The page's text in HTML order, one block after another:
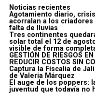
Noticias recientes
Agotamiento diario,
acorralan a los
falta de lluvias
Tres continentes
solar total el 12 de
visible de forma
GESTIÓN DE RIESGOS
REDUCIR COSTOS SIN
Captura la Fiscalía de
de Valeria Márquez
El auge de los poppers:
juventud que todavía no